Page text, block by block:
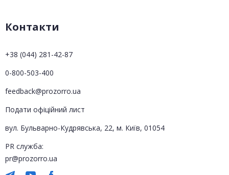
Контакти
+38 (044) 281-42-87
0-800-503-400
feedback@prozorro.ua
Подати офіційний лист
вул. Бульварно-Кудрявська, 22, м. Київ, 01054
PR служба:
pr@prozorro.ua